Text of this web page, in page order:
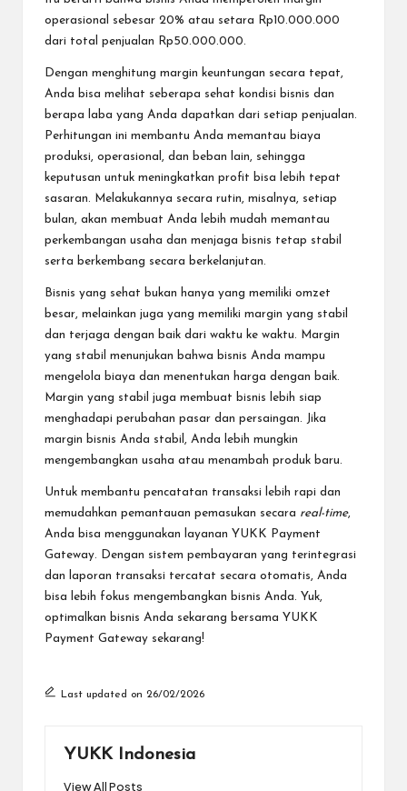
operasional sebesar 20% atau setara Rp10.000.000
dari total penjualan Rp50.000.000.
Dengan menghitung margin keuntungan secara tepat,
Anda bisa melihat seberapa sehat kondisi bisnis dan
berapa laba yang Anda dapatkan dari setiap penjualan.
Perhitungan ini membantu Anda memantau biaya
produksi, operasional, dan beban lain, sehingga
keputusan untuk meningkatkan profit bisa lebih tepat
sasaran. Melakukannya secara rutin, misalnya, setiap
bulan, akan membuat Anda lebih mudah memantau
perkembangan usaha dan menjaga bisnis tetap stabil
serta berkembang secara berkelanjutan.
Bisnis yang sehat bukan hanya yang memiliki omzet
besar, melainkan juga yang memiliki margin yang stabil
dan terjaga dengan baik dari waktu ke waktu. Margin
yang stabil menunjukan bahwa bisnis Anda mampu
mengelola biaya dan menentukan harga dengan baik.
Margin yang stabil juga membuat bisnis lebih siap
menghadapi perubahan pasar dan persaingan. Jika
margin bisnis Anda stabil, Anda lebih mungkin
mengembangkan usaha atau menambah produk baru.
Untuk membantu pencatatan transaksi lebih rapi dan
memudahkan pemantauan pemasukan secara real-time,
Anda bisa menggunakan layanan YUKK Payment
Gateway. Dengan sistem pembayaran yang terintegrasi
dan laporan transaksi tercatat secara otomatis, Anda
bisa lebih fokus mengembangkan bisnis Anda. Yuk,
optimalkan bisnis Anda sekarang bersama YUKK
Payment Gateway sekarang!
Last updated on 26/02/2026
YUKK Indonesia
View All Posts